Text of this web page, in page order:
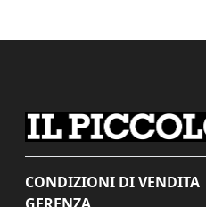
CONDIZIONI DI VENDITA